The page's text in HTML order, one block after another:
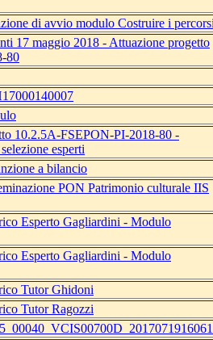
di avvio modulo Costruire i
17 maggio 2018 - Attuazione progetto
80
10.2.5A-FSEPON-PI-2018-80 -
esperti
a bilancio
PON Patrimonio culturale IIS
Esperto Gagliardini - Modulo
Esperto Gagliardini - Modulo
Tutor Ghidoni
Tutor Ragozzi